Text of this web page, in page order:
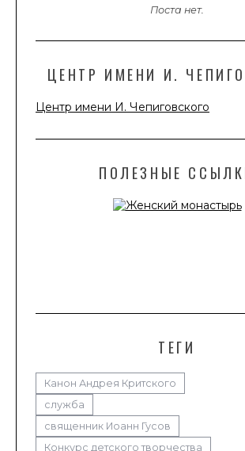
Поста нет.
ЦЕНТР ИМЕНИ И.
Центр имени И. Чепиговского
ПОЛЕЗНЫЕ
ТЕГИ
Канон Андрея Критского
служба
священник Иоанн Гусов
Конкурс детского творчества